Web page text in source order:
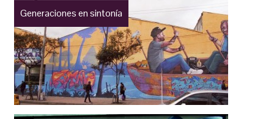
Generaciones en sintonía